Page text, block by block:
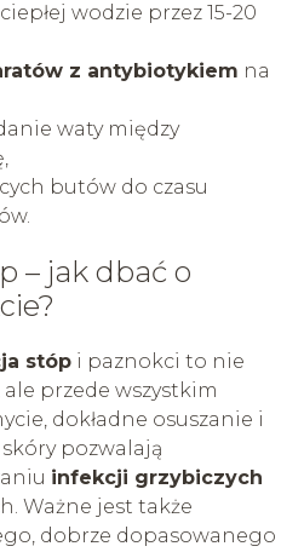
wodzie przez 15-20
z antybiotykiem na
waty między
butów do czasu
– jak dbać o
stópi paznokci to nie
przede wszystkim
dokładne osuszanie i
pozwalają
infekcji grzybiczych
Ważne jest także
dobrze dopasowanego